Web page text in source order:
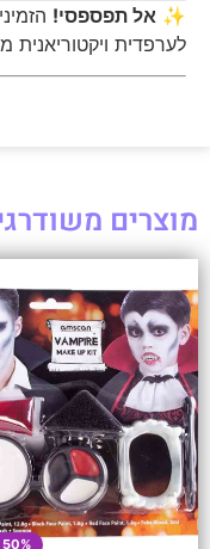
✨ אל תפספסי!
לערפדית
מוצרים
50% הנחה